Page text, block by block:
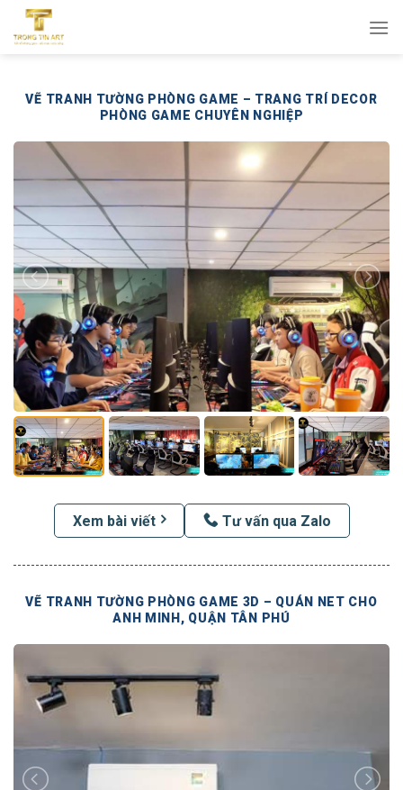
qua
VẼ TRANH TƯỜNG PHÒNG GAME – TRANG TRÍ DECOR
PHÒNG GAME CHUYÊN NGHIỆP
Xem bài viết Tư vấn qua Zalo
VẼ TRANH TƯỜNG PHÒNG GAME 3D – QUÁN NET CHO
ANH MINH, QUẬN TÂN PHÚ